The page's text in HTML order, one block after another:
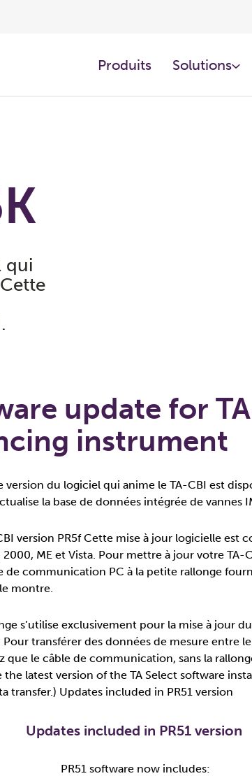
Produits Solutions
qui
update for
instrument
version du logiciel qui anime le TA-CBI est
la base de données intégrée de vannes
version PR5f Cette mise à jour logicielle est
2000, ME et Vista. Pour mettre à jour votre TA-
de communication PC à la petite rallonge
montre.
s’utilise exclusivement pour la mise à jour
Pour transférer des données de mesure entre
que le câble de communication, sans la
the latest version of the TA Select software
transfer.) Updates included in PR51 version
Updates included in PR51 version
PR51 software now includes: